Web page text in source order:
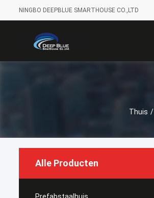
NINGBO DEEPBLUE SMARTHOUSE CO.,LTD
Thuis /
Alle Producten